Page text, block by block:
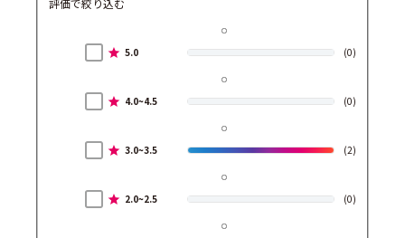
5.0 (0)
4.0~4.5 (0)
3.0~3.5 (2)
2.0~2.5 (0)